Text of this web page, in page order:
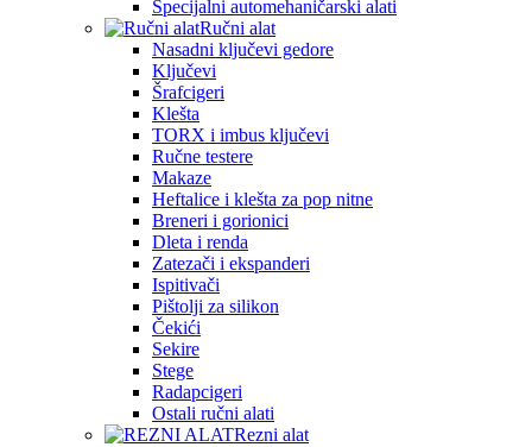
Specijalni automehaničarski alati
Ručni alat
Nasadni ključevi gedore
Ključevi
Šrafcigeri
Klešta
TORX i imbus ključevi
Ručne testere
Makaze
Heftalice i klešta za pop nitne
Breneri i gorionici
Dleta i renda
Zatezači i ekspanderi
Ispitivači
Pištolji za silikon
Čekići
Sekire
Stege
Radapcigeri
Ostali ručni alati
Rezni alat